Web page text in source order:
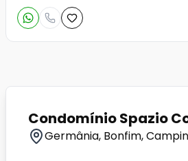
Condomínio Spazio
Germânia, Bonfim,